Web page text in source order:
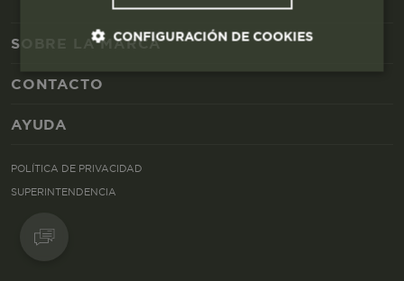
SOBRE LA MARCA
CONTACTO
AYUDA
POLÍTICA DE PRIVACIDAD
SUPERINTENDENCIA
CONFIGURACIÓN DE COOKIES